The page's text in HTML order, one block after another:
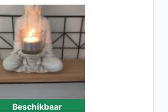
bewustwording.
Beschikbaar